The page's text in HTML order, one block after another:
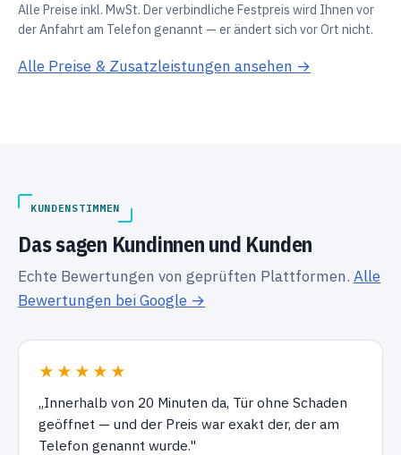
Alle Preise inkl. MwSt. Der verbindliche Festpreis wird Ihnen vor
der Anfahrt am Telefon genannt — er ändert sich vor Ort nicht.
Alle Preise & Zusatzleistungen ansehen →
KUNDENSTIMMEN
Das sagen Kundinnen und Kunden
Echte Bewertungen von geprüften Plattformen. Alle
Bewertungen bei Google →
★★★★★
„Innerhalb von 20 Minuten da, Tür ohne Schaden
geöffnet — und der Preis war exakt der, der am
Telefon genannt wurde."